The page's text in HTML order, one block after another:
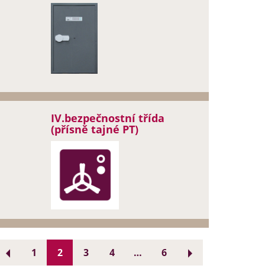
IV.bezpečnostní třída
(přísně tajné PT)
1 2 3 4 … 6